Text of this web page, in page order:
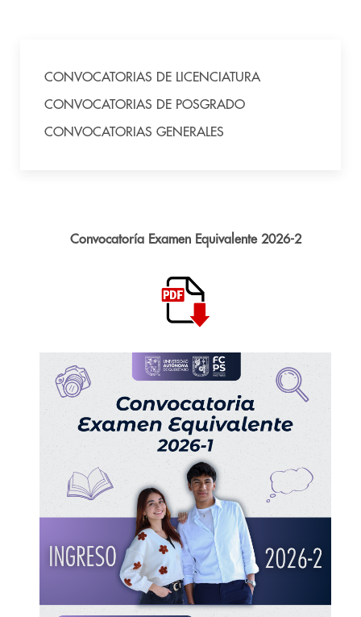
CONVOCATORIAS DE LICENCIATURA
CONVOCATORIAS DE POSGRADO
CONVOCATORIAS GENERALES
Convocatoría Examen Equivalente 2026-2